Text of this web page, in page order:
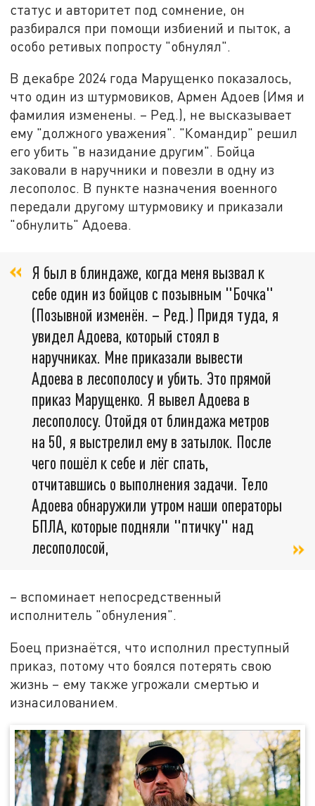
статус и авторитет под сомнение, он
разбирался при помощи избиений и пыток, а
особо ретивых попросту "обнулял".
В декабре 2024 года Марущенко показалось,
что один из штурмовиков, Армен Адоев (Имя и
фамилия изменены. – Ред.), не высказывает
ему "должного уважения". "Командир" решил
его убить "в назидание другим". Бойца
заковали в наручники и повезли в одну из
лесополос. В пункте назначения военного
передали другому штурмовику и приказали
"обнулить" Адоева.
Я был в блиндаже, когда меня вызвал к
себе один из бойцов с позывным "Бочка"
(Позывной изменён. – Ред.) Придя туда, я
увидел Адоева, который стоял в
наручниках. Мне приказали вывести
Адоева в лесополосу и убить. Это прямой
приказ Марущенко. Я вывел Адоева в
лесополосу. Отойдя от блиндажа метров
на 50, я выстрелил ему в затылок. После
чего пошёл к себе и лёг спать,
отчитавшись о выполнения задачи. Тело
Адоева обнаружили утром наши операторы
БПЛА, которые подняли "птичку" над
лесополосой,
– вспоминает непосредственный
исполнитель "обнуления".
Боец признаётся, что исполнил преступный
приказ, потому что боялся потерять свою
жизнь – ему также угрожали смертью и
изнасилованием.